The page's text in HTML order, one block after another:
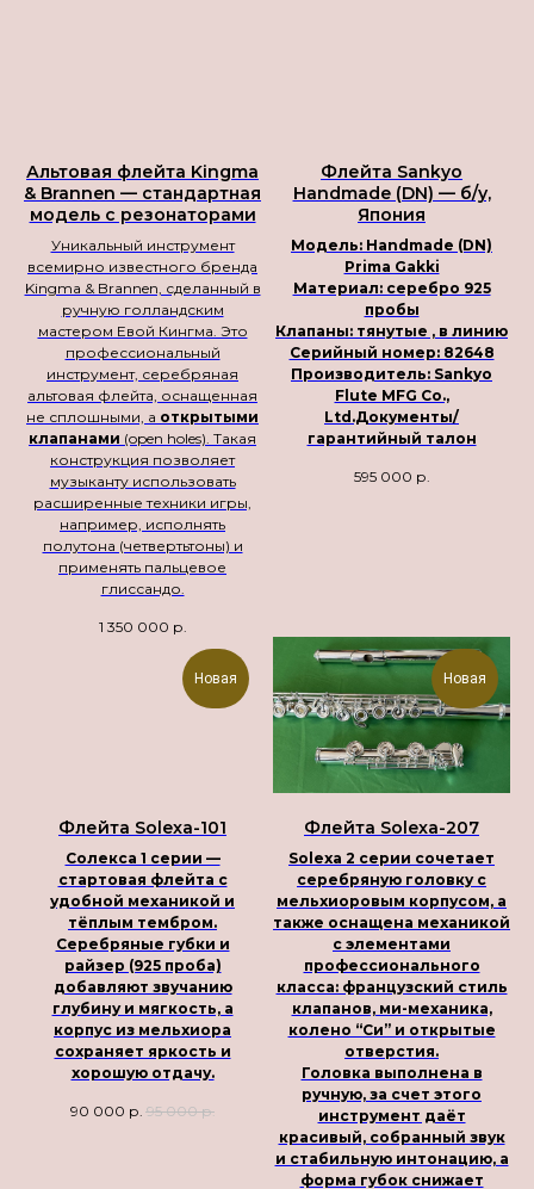
Альтовая флейта Kingma
& Brannen — стандартная
модель с резонаторами
Уникальный инструмент
всемирно известного бренда
Kingma & Brannen, сделанный в
ручную голландским
мастером Евой Кингма. Это
профессиональный
инструмент, серебряная
альтовая флейта, оснащенная
не сплошными, а открытыми
клапанами (open holes). Такая
конструкция позволяет
музыканту использовать
расширенные техники игры,
например, исполнять
полутона (четвертьтоны) и
применять пальцевое
глиссандо.
1 350 000 р.
Флейта Sankyo
Handmade (DN) — б/у,
Япония
Модель: Handmade (DN)
Prima Gakki
Материал: серебро 925
пробы
Клапаны: тянутые , в линию
Серийный номер: 82648
Производитель: Sankyo
Flute MFG Co.,
Ltd.Документы/
гарантийный талон
595 000 р.
Новая
Флейта Solexa-101
Солекса 1 серии —
стартовая флейта с
удобной механикой и
тёплым тембром.
Серебряные губки и
райзер (925 проба)
добавляют звучанию
глубину и мягкость, а
корпус из мельхиора
сохраняет яркость и
хорошую отдачу.
90 000 р. 95 000 р.
Новая
Флейта Solexa-207
Solexa 2 серии сочетает
серебряную головку с
мельхиоровым корпусом, а
также оснащена механикой
с элементами
профессионального
класса: французский стиль
клапанов, ми-механика,
колено “Си” и открытые
отверстия.
Головка выполнена в
ручную, за счет этого
инструмент даёт
красивый, собранный звук
и стабильную интонацию, а
форма губок снижает